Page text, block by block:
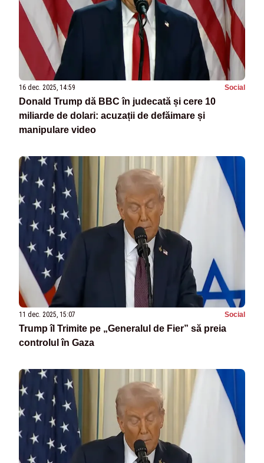
16 dec. 2025, 14:59 Social
Donald Trump dă BBC în judecată și cere 10
miliarde de dolari: acuzații de defăimare și
manipulare video
11 dec. 2025, 15:07 Social
Trump îl Trimite pe „Generalul de Fier” să preia
controlul în Gaza